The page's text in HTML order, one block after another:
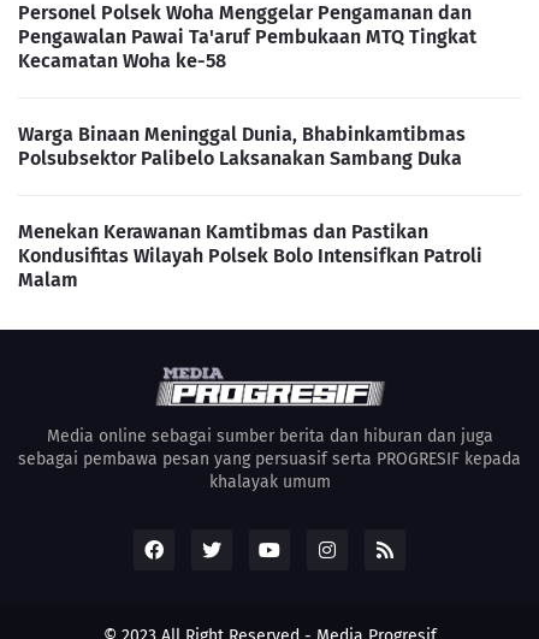
Personel Polsek Woha Menggelar Pengamanan dan
Pengawalan Pawai Ta'aruf Pembukaan MTQ Tingkat
Kecamatan Woha ke-58
Warga Binaan Meninggal Dunia, Bhabinkamtibmas
Polsubsektor Palibelo Laksanakan Sambang Duka
Menekan Kerawanan Kamtibmas dan Pastikan
Kondusifitas Wilayah Polsek Bolo Intensifkan Patroli
Malam
Media online sebagai sumber berita dan hiburan dan juga
sebagai pembawa pesan yang persuasif serta PROGRESIF kepada
khalayak umum